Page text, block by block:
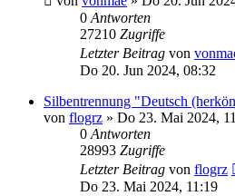
0 Antworten
27210 Zugriffe
Letzter Beitrag von
Do 20. Jun 2024, 08:32
Silbentrennung "Deutsch
von flogrz » Do 23. Mai 2024,
0 Antworten
28993 Zugriffe
Letzter Beitrag von flogrz
Do 23. Mai 2024, 11:19